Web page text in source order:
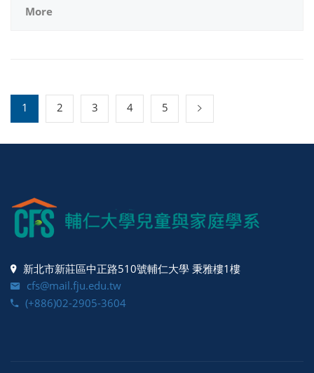
More
1 2 3 4 5
新北市新莊區中正路510號輔仁大學 秉雅樓1樓
cfs@mail.fju.edu.tw
(+886)02-2905-3604